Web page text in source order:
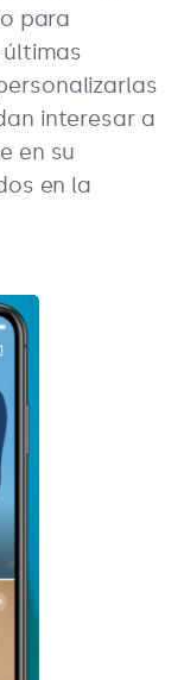
para
interesar a
en su
en la